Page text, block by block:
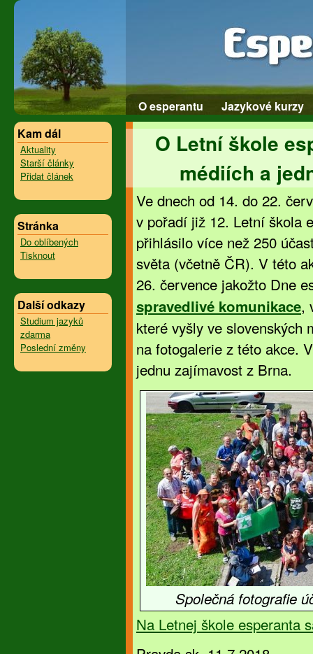
O esperantu
Jazykové kurzy
Kam dál
Aktuality
Starší články
Přidat článek
Stránka
Do oblíbených
Tisknout
Další odkazy
Studium jazyků
zdarma
Poslední změny
O Letní škole
médiích a
Ve dnech od 14. do 22.
v pořadí již 12. Letní škola
přihlásilo více než 250
světa (včetně ČR). V této
26. července jakožto Dne
spravedlivé komunikace,
které vyšly ve slovenských
na fotogalerie z této akce.
jednu zajímavost z Brna.
Společná fotografie
Na Letnej škole esperanta